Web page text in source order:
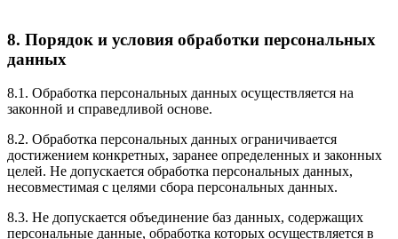
8. Порядок и условия обработки персональных
данных
8.1. Обработка персональных данных осуществляется на
законной и справедливой основе.
8.2. Обработка персональных данных ограничивается
достижением конкретных, заранее определенных и законных
целей. Не допускается обработка персональных данных,
несовместимая с целями сбора персональных данных.
8.3. Не допускается объединение баз данных, содержащих
персональные данные, обработка которых осуществляется в